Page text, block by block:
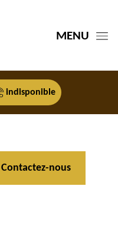
MENU
indisponible
Contactez-nous